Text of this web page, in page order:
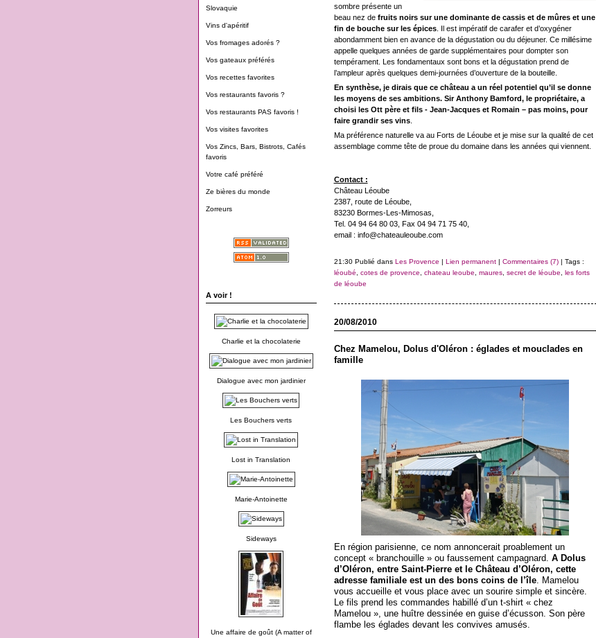
Slovaquie
Vins d'apéritif
Vos fromages adorés ?
Vos gateaux préférés
Vos recettes favorites
Vos restaurants favoris ?
Vos restaurants PAS favoris !
Vos visites favorites
Vos Zincs, Bars, Bistrots, Cafés
favoris
Votre café préféré
Ze bières du monde
Zorreurs
A voir !
Charlie et la chocolaterie
Dialogue avec mon jardinier
Les Bouchers verts
Lost in Translation
Marie-Antoinette
Sideways
Une affaire de goût (A matter of
sombre présente un
beau nez de fruits noirs sur une dominante de cassis et de mûres et une
fin de bouche sur les épices. Il est impératif de carafer et d’oxygéner
abondamment bien en avance de la dégustation ou du déjeuner. Ce millésime
appelle quelques années de garde supplémentaires pour dompter son
tempérament. Les fondamentaux sont bons et la dégustation prend de
l’ampleur après quelques demi-journées d’ouverture de la bouteille.
En synthèse, je dirais que ce château a un réel potentiel qu’il se donne
les moyens de ses ambitions. Sir Anthony Bamford, le propriétaire, a
choisi les Ott père et fils - Jean-Jacques et Romain – pas moins, pour
faire grandir ses vins.
Ma préférence naturelle va au Forts de Léoube et je mise sur la qualité de cet
assemblage comme tête de proue du domaine dans les années qui viennent.
Contact :
Château Léoube
2387, route de Léoube,
83230 Bormes-Les-Mimosas,
Tel. 04 94 64 80 03, Fax 04 94 71 75 40,
email : info@chateauleoube.com
21:30 Publié dans Les Provence | Lien permanent| Commentaires (7)| Tags :
léoubé
cotes de provence chateau leoube maures, secret de léoube
les forts
de léoube
20/08/2010
Chez Mamelou, Dolus d'Oléron : églades et mouclades en
famille
En région parisienne, ce nom annoncerait proablement un
concept « branchouille » ou faussement campagnard. A Dolus
d’Oléron, entre Saint-Pierre et le Château d’Oléron, cette
adresse familiale est un des bons coins de l’île. Mamelou
vous accueille et vous place avec un sourire simple et sincère.
Le fils prend les commandes habillé d’un t-shirt « chez
Mamelou », une huître dessinée en guise d’écusson. Son père
flambe les églades devant les convives amusés.